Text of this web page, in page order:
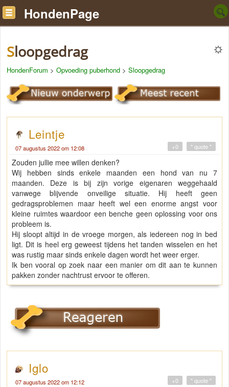
HondenPage
Sloopgedrag
HondenForum > Opvoeding puberhond > Sloopgedrag
Leintje
07 augustus 2022 om 12:08 " quote "
+0
Zouden jullie mee willen denken?
Wij hebben sinds enkele maanden een hond van nu 7
maanden. Deze is bij zijn vorige eigenaren weggehaald
vanwege blijvende onveilige situatie. Hij heeft geen
gedragsproblemen maar heeft wel een enorme angst voor
kleine ruimtes waardoor een benche geen oplossing voor ons
probleem is.
Hij sloopt altijd in de vroege morgen, als iedereen nog in bed
ligt. Dit is heel erg geweest tijdens het tanden wisselen en het
was rustig maar sinds enkele dagen wordt het weer erger.
Ik ben vooral op zoek naar een manier om dit aan te kunnen
pakken zonder nachtrust ervoor te offeren.
Iglo
07 augustus 2022 om 12:12 " quote "
+0